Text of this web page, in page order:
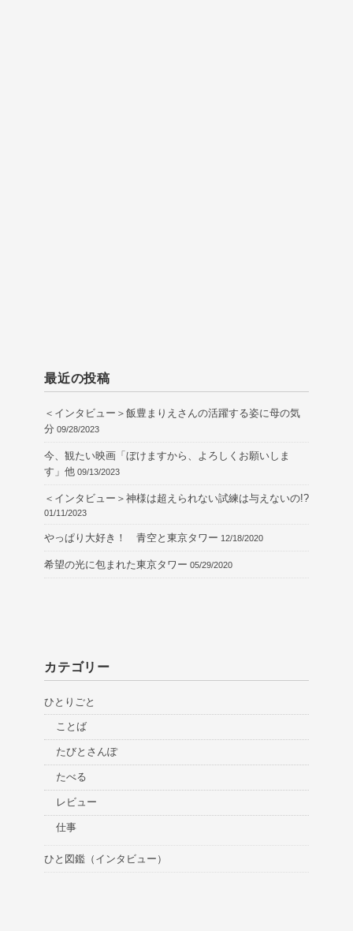
最近の投稿
＜インタビュー＞飯豊まりえさんの活躍する姿に母の気
分 09/28/2023
今、観たい映画「ぼけますから、よろしくお願いしま
す」他 09/13/2023
＜インタビュー＞神様は超えられない試練は与えないの!?
01/11/2023
やっぱり大好き！ 青空と東京タワー 12/18/2020
希望の光に包まれた東京タワー 05/29/2020
カテゴリー
ひとりごと
ことば
たびとさんぽ
たべる
レビュー
仕事
ひと図鑑（インタビュー）